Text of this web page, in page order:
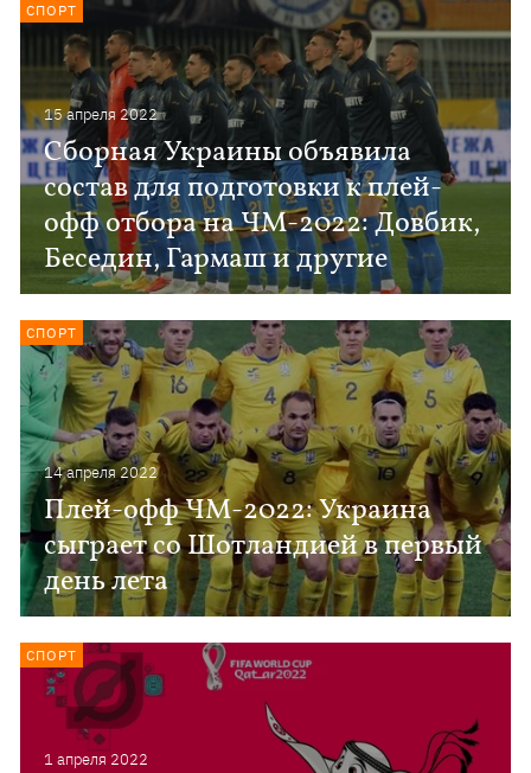
15 апреля 2022
Сборная Украины объявила
состав для подготовки к плей-
офф отбора на ЧМ-2022: Довбик,
Беседин, Гармаш и другие
СПОРТ
14 апреля 2022
Плей-офф ЧМ-2022: Украина
сыграет со Шотландией в первый
день лета
СПОРТ
1 апреля 2022
СПОРТ